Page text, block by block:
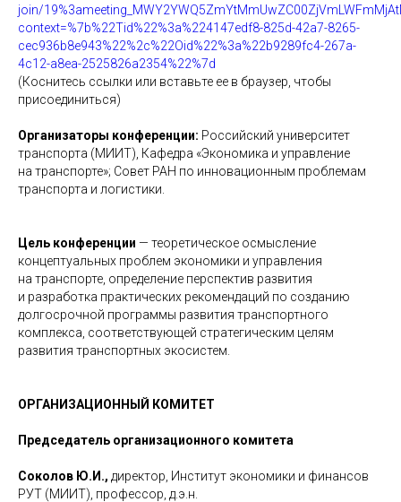
join/
context=%7b%22Tid%22%3a%224147edf8-825d-42a7-8265-
cec936b8e943%22%2c%22Oid%22%3a%22b9289fc4-267a-
4c12-a8ea-2525826a2354%22%7d
(Коснитесь ссылки или вставьте ее в браузер, чтобы
присоединиться)
Организаторы конференции: Российский университет
транспорта (МИИТ), Кафедра «Экономика и управление
на транспорте»; Совет РАН по инновационным проблемам
транспорта и логистики.
Цель конференции — теоретическое осмысление
концептуальных проблем экономики и управления
на транспорте, определение перспектив развития
и разработка практических рекомендаций по созданию
долгосрочной программы развития транспортного
комплекса, соответствующей стратегическим целям
развития транспортных экосистем.
ОРГАНИЗАЦИОННЫЙ КОМИТЕТ
Председатель организационного комитета
Соколов Ю.И., директор, Институт экономики и финансов
РУТ (МИИТ), профессор, д.э.н.